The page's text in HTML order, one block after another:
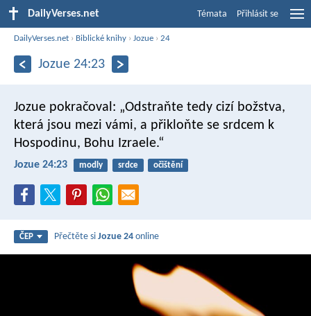
DailyVerses.net Témata Přihlásit se
DailyVerses.net › Biblické knihy ›Jozue ›24
Jozue 24:23
Jozue pokračoval: „Odstraňte tedy cizí božstva,
která jsou mezi vámi, a přikloňte se srdcem k
Hospodinu, Bohu Izraele.“
Jozue 24:23 modly srdce očištění
ČEP Přečtěte siJozue 24 online